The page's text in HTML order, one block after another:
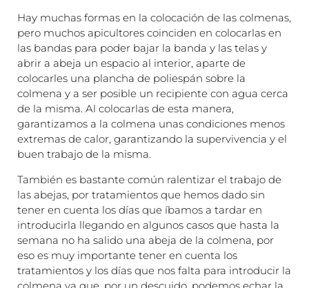
Hay muchas formas en la colocación de las colmenas,
pero muchos apicultores coinciden en colocarlas en
las bandas para poder bajar la banda y las telas y
abrir a abeja un espacio al interior, aparte de
colocarles una plancha de poliespán sobre la
colmena y a ser posible un recipiente con agua cerca
de la misma. Al colocarlas de esta manera,
garantizamos a la colmena unas condiciones menos
extremas de calor, garantizando la supervivencia y el
buen trabajo de la misma.
También es bastante común ralentizar el trabajo de
las abejas, por tratamientos que hemos dado sin
tener en cuenta los días que íbamos a tardar en
introducirla llegando en algunos casos que hasta la
semana no ha salido una abeja de la colmena, por
eso es muy importante tener en cuenta los
tratamientos y los días que nos falta para introducir la